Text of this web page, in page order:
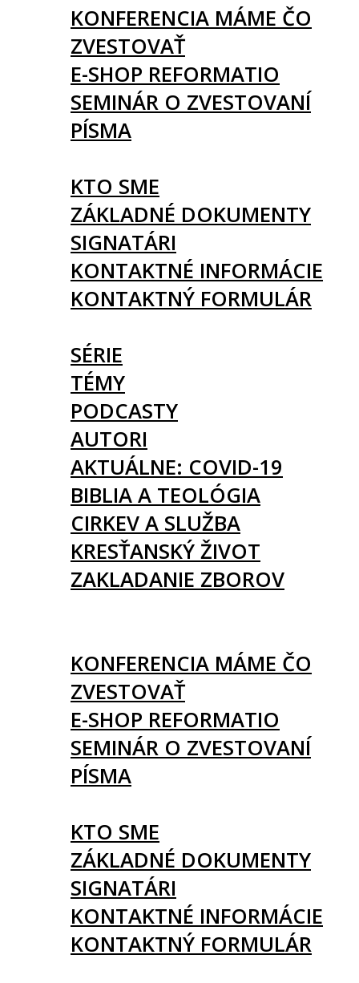
KONFERENCIA MÁME ČO
ZVESTOVAŤ
E-SHOP REFORMATIO
SEMINÁR O ZVESTOVANÍ
PÍSMA
KTO SME
ZÁKLADNÉ DOKUMENTY
SIGNATÁRI
KONTAKTNÉ INFORMÁCIE
KONTAKTNÝ FORMULÁR
SÉRIE
TÉMY
PODCASTY
AUTORI
AKTUÁLNE: COVID-19
BIBLIA A TEOLÓGIA
CIRKEV A SLUŽBA
KRESŤANSKÝ ŽIVOT
ZAKLADANIE ZBOROV
KONFERENCIA MÁME ČO
ZVESTOVAŤ
E-SHOP REFORMATIO
SEMINÁR O ZVESTOVANÍ
PÍSMA
KTO SME
ZÁKLADNÉ DOKUMENTY
SIGNATÁRI
KONTAKTNÉ INFORMÁCIE
KONTAKTNÝ FORMULÁR